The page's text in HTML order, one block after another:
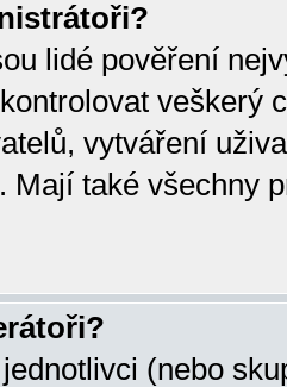
lidé pověření
veškerý
vytváření
Mají také všechny
(nebo